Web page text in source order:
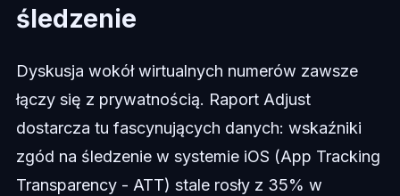
śledzenie
Dyskusja wokół wirtualnych numerów zawsze
łączy się z prywatnością. Raport Adjust
dostarcza tu fascynujących danych: wskaźniki
zgód na śledzenie w systemie iOS (App Tracking
Transparency - ATT) stale rosły z 35% w